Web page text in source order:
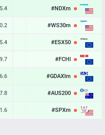
#NDXm
29742.3
#WS30m
54052.3
#ESX50
6537.6
#FCHI
8721.3
#GDAXIm
26367.8
#AUS200
9288.6
#SPXm
7760.6